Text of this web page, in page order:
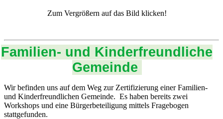
Zum Vergrößern auf das Bild klicken!
Familien- und Kinderfreundliche
Gemeinde
Wir befinden uns auf dem Weg zur Zertifizierung einer Familien-
und Kinderfreundlichen Gemeinde. Es haben bereits zwei
Workshops und eine Bürgerbeteiligung mittels Fragebogen
stattgefunden.